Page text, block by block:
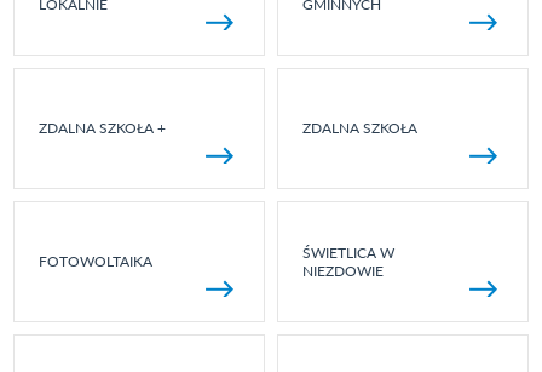
LOKALNIE
GMINNYCH
ZDALNA SZKOŁA + ZDALNA SZKOŁA
FOTOWOLTAIKA
ŚWIETLICA W
NIEZDOWIE